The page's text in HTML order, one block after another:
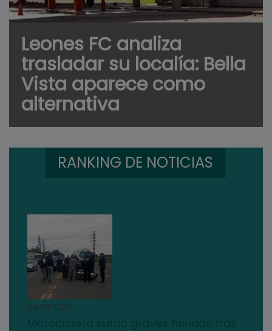
Leones FC analiza
trasladar su localía: Bella
Vista aparece como
alternativa
RANKING DE NOTICIAS
04/08/2026